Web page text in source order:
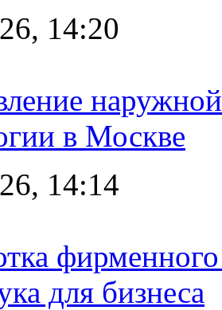
14:20
в Москве
14:14
для бизнеса